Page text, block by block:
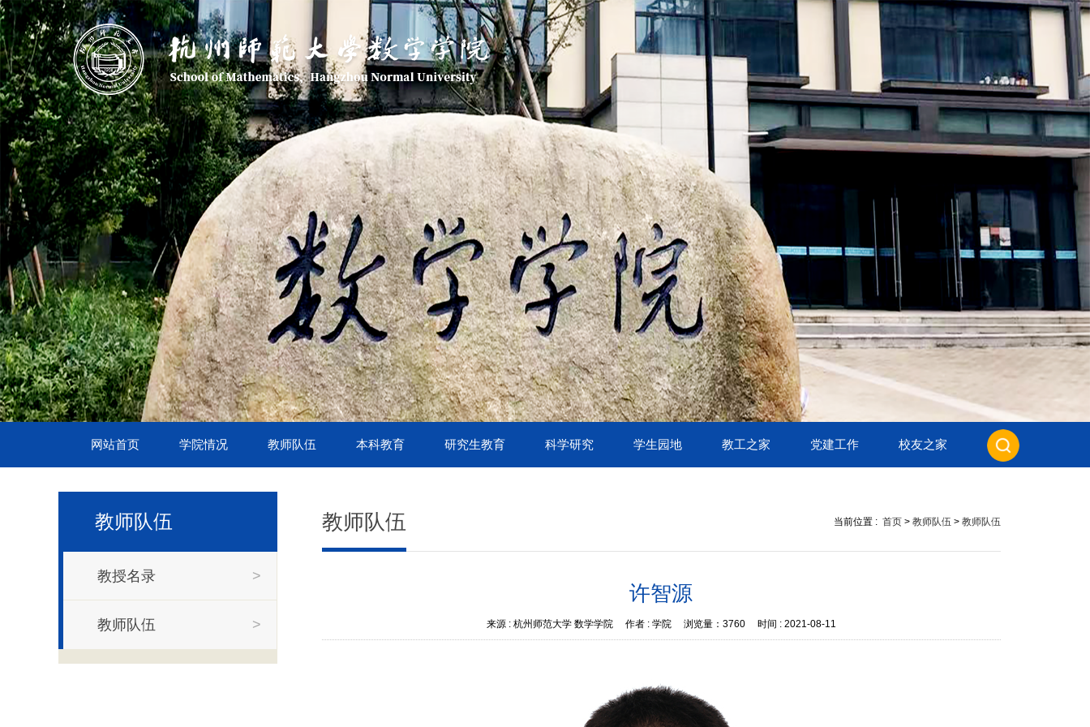
网站首页 学院情况 教师队伍 本科教育 研究生教育 科学研究 学生园地 教工之家 党建工作 校友之家
教师队伍
教授名录 >
教师队伍 >
教师队伍 当前位置 : 首页> 教师队伍 > 教师队伍
许智源
来源 : 杭州师范大学 数学学院作者 : 学院浏览量： 3760时间 : 2021-08-11